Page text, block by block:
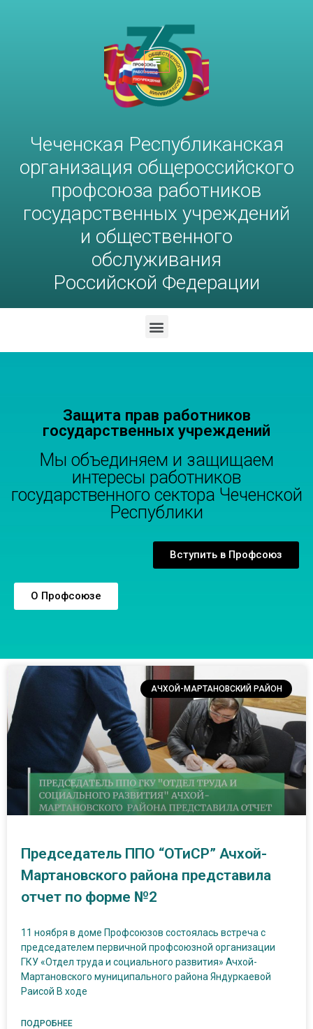
Чеченская Республиканская
организация общероссийского
профсоюза работников
госучреждений и общественного
Чеченская Республиканская
организация общероссийского
профсоюза работников
государственных учреждений
и общественного
обслуживания
Российской Федерации
Защита прав работников
государственных учреждений
Мы объединяем и защищаем
интересы работников
государственного сектора Чеченской
Республики
Вступить в Профсоюз
О Профсоюзе
АЧХОЙ-МАРТАНОВСКИЙ РАЙОН
Председатель ППО “ОТиСР” Ачхой-
Мартановского района представила
отчет по форме №2
11 ноября в доме Профсоюзов состоялась встреча с
председателем первичной профсоюзной организации
ГКУ «Отдел труда и социального развития» Ачхой-
Мартановского муниципального района Яндуркаевой
Раисой В ходе
ПОДРОБНЕЕ